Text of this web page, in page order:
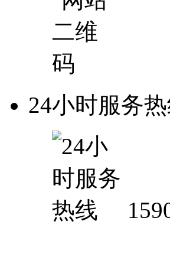
24小时服务